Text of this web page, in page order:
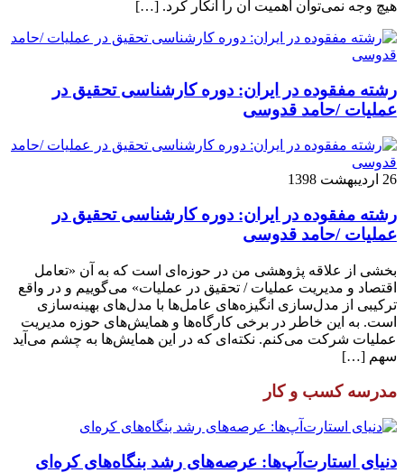
هیچ وجه نمی‌توان اهمیت آن را انکار کرد. […]
رشته مفقوده در ایران: دوره کارشناسی تحقیق در
عملیات /حامد قدوسی
26 اردیبهشت 1398
رشته مفقوده در ایران: دوره کارشناسی تحقیق در
عملیات /حامد قدوسی
بخشی از علاقه پژوهشی من در حوزه‌ای است که به آن «تعامل
اقتصاد و مدیریت عملیات / تحقیق در عملیات» می‌گوییم و در واقع
ترکیبی از مدل‌سازی انگیزه‌های عامل‌ها با مدل‌های بهینه‌سازی
است. به این خاطر در برخی کارگاه‌ها و همایش‌های حوزه مدیریت
عملیات شرکت می‌کنم. نکته‌ای که در این همایش‌ها به چشم می‌آید
سهم […]
مدرسه کسب و کار
دنیای استارت‌آپ‌ها: عرصه‌های رشد بنگاه‌های کره‌ای‌